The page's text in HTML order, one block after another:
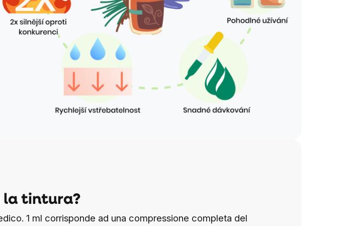
la tintura?
1 ml corrisponde ad una compressione completa del